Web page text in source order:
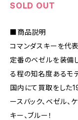
SOLD OUT
■商品説明
コマンダスキーを代
定番のベゼルを装備
る程の知名度あるモデ
国内にて買取をした
ースバック、ベゼル、
キー、ブルー！